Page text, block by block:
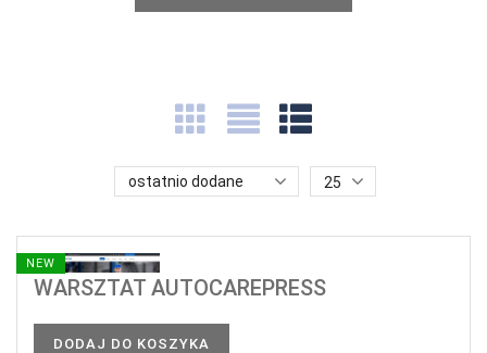
ostatnio dodane 25
WARSZTAT AUTOCAREPRESS
DODAJ DO KOSZYKA
NEW